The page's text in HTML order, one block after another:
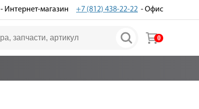
- Интернет-магазин +7 (812) 438-22-22 - Офис
0